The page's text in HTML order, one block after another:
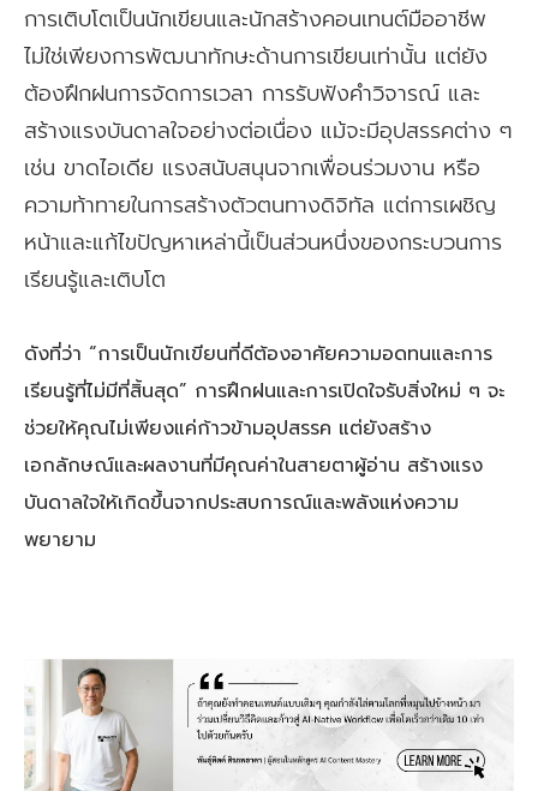
การเติบโตเป็นนักเขียนและนักสร้างคอนเทนต์มืออาชีพ
ไม่ใช่เพียงการพัฒนาทักษะด้านการเขียนเท่านั้น แต่ยัง
ต้องฝึกฝนการจัดการเวลา การรับฟังคำวิจารณ์ และ
สร้างแรงบันดาลใจอย่างต่อเนื่อง แม้จะมีอุปสรรคต่าง ๆ
เช่น ขาดไอเดีย แรงสนับสนุนจากเพื่อนร่วมงาน หรือ
ความท้าทายในการสร้างตัวตนทางดิจิทัล แต่การเผชิญ
หน้าและแก้ไขปัญหาเหล่านี้เป็นส่วนหนึ่งของกระบวนการ
เรียนรู้และเติบโต
ดังที่ว่า “การเป็นนักเขียนที่ดีต้องอาศัยความอดทนและการ
เรียนรู้ที่ไม่มีที่สิ้นสุด” การฝึกฝนและการเปิดใจรับสิ่งใหม่ ๆ จะ
ช่วยให้คุณไม่เพียงแค่ก้าวข้ามอุปสรรค แต่ยังสร้าง
เอกลักษณ์และผลงานที่มีคุณค่าในสายตาผู้อ่าน สร้างแรง
บันดาลใจให้เกิดขึ้นจากประสบการณ์และพลังแห่งความ
พยายาม